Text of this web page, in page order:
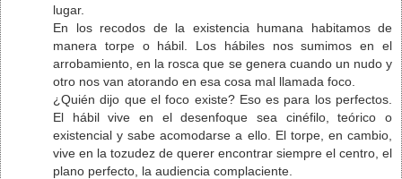
lugar.
En los recodos de la existencia humana habitamos de
manera torpe o hábil. Los hábiles nos sumimos en el
arrobamiento, en la rosca que se genera cuando un nudo y
otro nos van atorando en esa cosa mal llamada foco.
¿Quién dijo que el foco existe? Eso es para los perfectos.
El hábil vive en el desenfoque sea cinéfilo, teórico o
existencial y sabe acomodarse a ello. El torpe, en cambio,
vive en la tozudez de querer encontrar siempre el centro, el
plano perfecto, la audiencia complaciente.